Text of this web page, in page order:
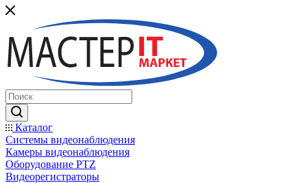
Каталог
Системы видеонаблюдения
Камеры видеонаблюдения
Оборудование PTZ
Видеорегистраторы